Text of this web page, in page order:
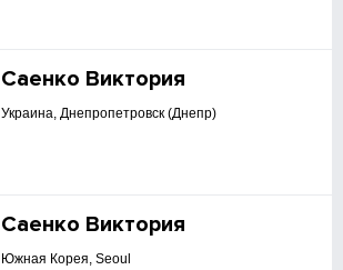
Саенко Виктория
Украина, Днепропетровск (Днепр)
Саенко Виктория
Южная Корея, Seoul